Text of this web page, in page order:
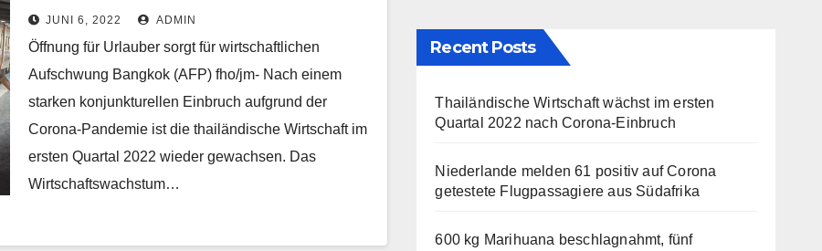
Corona-Einbruch
JUNI 6, 2022 ADMIN
Öffnung für Urlauber sorgt für wirtschaftlichen
Aufschwung Bangkok (AFP) fho/jm- Nach einem
starken konjunkturellen Einbruch aufgrund der
Corona-Pandemie ist die thailändische Wirtschaft im
ersten Quartal 2022 wieder gewachsen. Das
Wirtschaftswachstum…
Recent Posts
Thailändische Wirtschaft wächst im ersten
Quartal 2022 nach Corona-Einbruch
Niederlande melden 61 positiv auf Corona
getestete Flugpassagiere aus Südafrika
600 kg Marihuana beschlagnahmt, fünf